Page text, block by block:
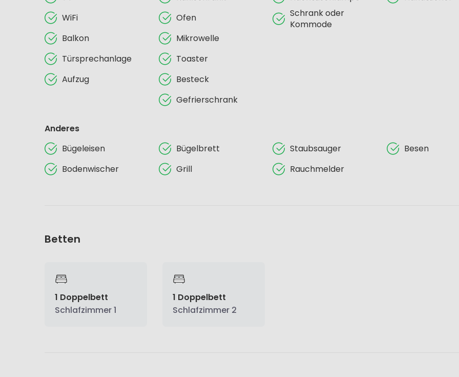
WiFi
Balkon
Türsprechanlage
Aufzug
Ofen
Mikrowelle
Toaster
Besteck
Gefrierschrank
Schrank oder
Kommode
Anderes
Bügeleisen
Bügelbrett Staubsauger
Besen
Bodenwischer
Grill Rauchmelder
Betten
1 Doppelbett
Schlafzimmer 1
1 Doppelbett
Schlafzimmer 2